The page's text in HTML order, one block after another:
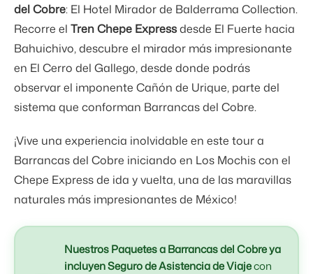
del Cobre: El Hotel Mirador de Balderrama Collection.
Recorre el Tren Chepe Expressdesde El Fuerte hacia
Bahuichivo, descubre el mirador más impresionante
en El Cerro del Gallego, desde donde podrás
observar el imponente Cañón de Urique, parte del
sistema que conforman Barrancas del Cobre.
¡Vive una experiencia inolvidable en este tour a
Barrancas del Cobre iniciando en Los Mochis con el
Chepe Express de ida y vuelta, una de las maravillas
naturales más impresionantes de México!
Nuestros Paquetes a Barrancas del Cobre ya
incluyen Seguro de Asistencia de Viajecon